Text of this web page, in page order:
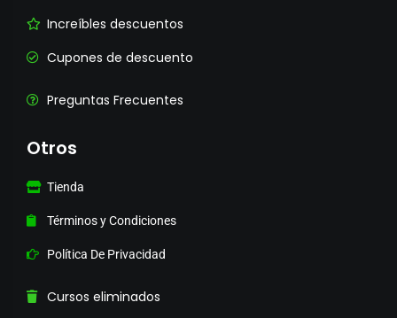
Increíbles descuentos
Cupones de descuento
Preguntas Frecuentes
Otros
Tienda
Términos y Condiciones
Política De Privacidad
Cursos eliminados